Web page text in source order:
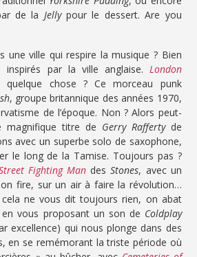
de la Jellypour le dessert. Are you
une ville qui respire la musique ? Bien
par la ville anglaise. London
chose ? Ce morceau punk
, groupe britannique des années 1970,
de l’époque. Non ? Alors peut-
magnifique titre de Gerry Rafferty de
avec un superbe solo de saxophone,
le long de la Tamise. Toujours pas ?
Fighting Man desStones, avec un
on fire, sur un air à faire la révolution…
ne vous dit toujours rien, on abat
vous proposant un son de Coldplay
excellence) qui nous plonge dans des
en se remémorant la triste période où